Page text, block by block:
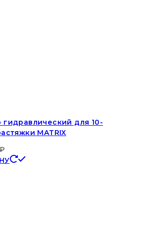
для 10-
MATRIX
₽